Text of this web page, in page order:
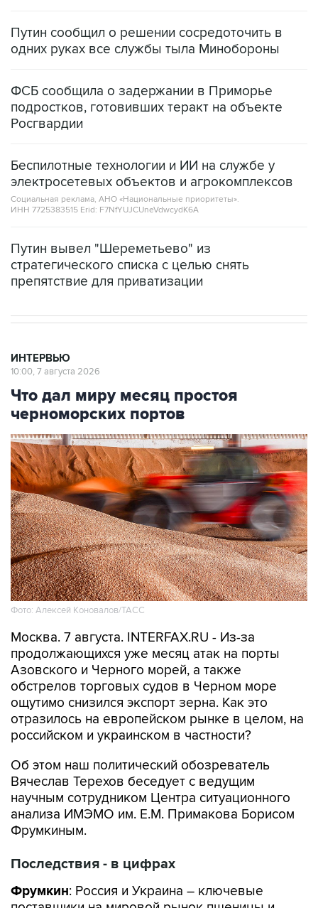
Путин сообщил о решении сосредоточить в
одних руках все службы тыла Минобороны
ФСБ сообщила о задержании в Приморье
подростков, готовивших теракт на объекте
Росгвардии
Беспилотные технологии и ИИ на службе у
электросетевых объектов и агрокомплексов
Социальная реклама, АНО «Национальные приоритеты».
ИНН 7725383515 Erid: F7NfYUJCUneVdwcydK6A
Путин вывел "Шереметьево" из
стратегического списка с целью снять
препятствие для приватизации
ИНТЕРВЬЮ
10:00, 7 августа 2026
Что дал миру месяц простоя
черноморских портов
Фото: Алексей Коновалов/ТАСС
Москва. 7 августа. INTERFAX.RU - Из-за
продолжающихся уже месяц атак на порты
Азовского и Черного морей, а также
обстрелов торговых судов в Черном море
ощутимо снизился экспорт зерна. Как это
отразилось на европейском рынке в целом, на
российском и украинском в частности?
Об этом наш политический обозреватель
Вячеслав Терехов беседует с ведущим
научным сотрудником Центра ситуационного
анализа ИМЭМО им. Е.М. Примакова Борисом
Фрумкиным.
Последствия - в цифрах
Фрумкин: Россия и Украина – ключевые